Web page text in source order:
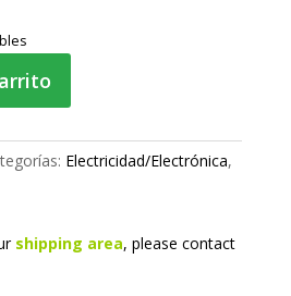
Electricidad/Electrónica,
shipping area, please contact